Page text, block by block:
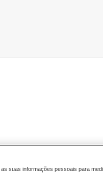
suas informações pessoais para